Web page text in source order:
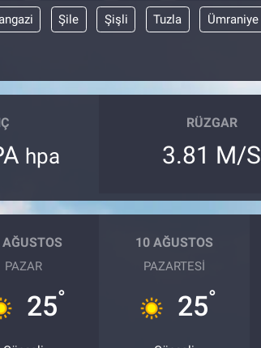
Şile Şişli Tuzla Ümraniye
hpa
RÜZGAR
3.81 M/S
PAZAR
25°
10 AĞUSTOS
PAZARTESI
25°